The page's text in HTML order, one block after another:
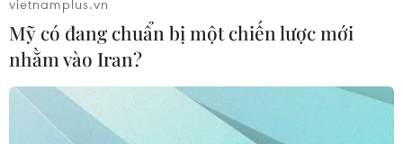
Mỹ có đang chuẩn bị một chiến lược mới
nhằm vào Iran?